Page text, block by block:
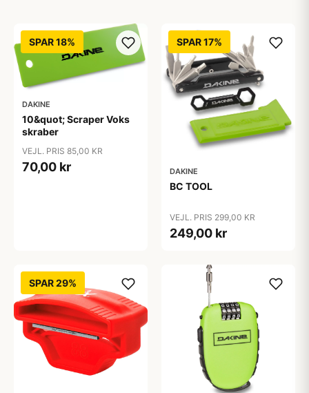
SPAR 18%
DAKINE
10&quot; Scraper Voks
skraber
VEJL. PRIS 85,00 KR
70,00 kr
SPAR 17%
DAKINE
BC TOOL
VEJL. PRIS 299,00 KR
249,00 kr
SPAR 29%